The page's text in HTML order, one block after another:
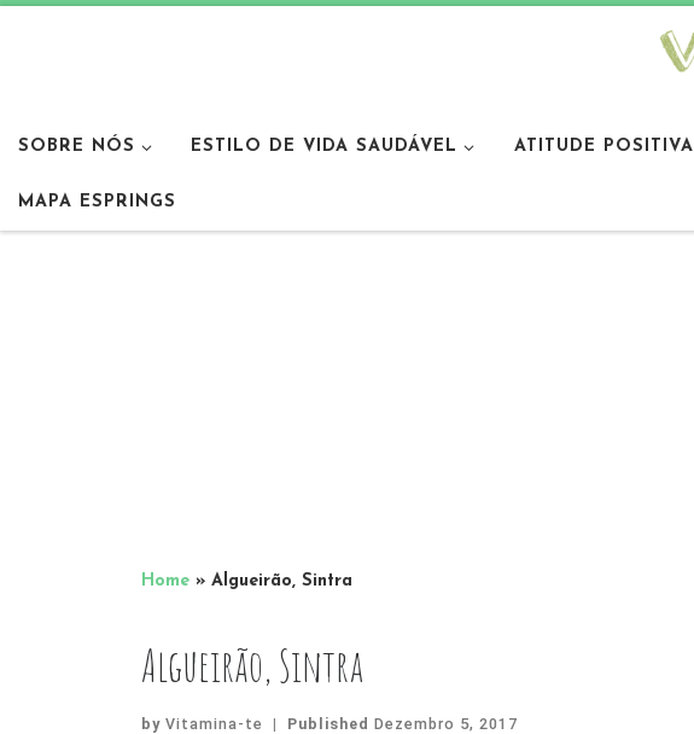
SOBRE NÓS ESTILO DE VIDA SAUDÁVEL ATITUDE POSITIVA
MAPA ESPRINGS
Home » Algueirão, Sintra
Algueirão, Sintra
by Vitamina-te | Published Dezembro 5, 2017